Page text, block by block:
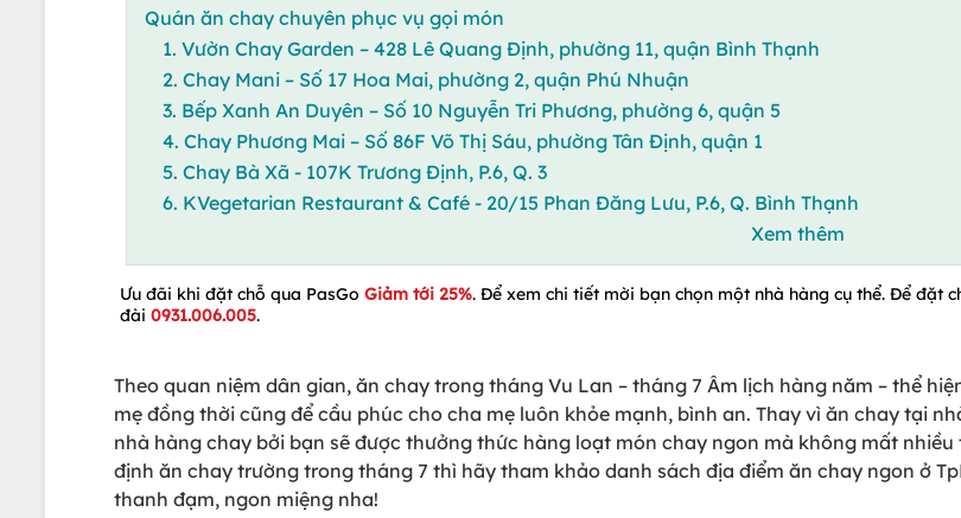
Quán ăn chay chuyên phục vụ gọi món
1. Vườn Chay Garden – 428 Lê Quang Định, phường 11, quận Bình Thạnh
2. Chay Mani – Số 17 Hoa Mai, phường 2, quận Phú Nhuận
3. Bếp Xanh An Duyên – Số 10 Nguyễn Tri Phương, phường 6, quận 5
4. Chay Phương Mai – Số 86F Võ Thị Sáu, phường Tân Định, quận 1
5. Chay Bà Xã - 107K Trương Định, P.6, Q. 3
6. KVegetarian Restaurant & Café - 20/15 Phan Đăng Lưu, P.6, Q. Bình Thạnh
Xem thêm
Ưu đãi khi đặt chỗ qua PasGo Giảm tới 25%. Để xem chi tiết mời bạn chọn một nhà hàng cụ thể. Để đặt
đài 0931.006.005.
Theo quan niệm dân gian, ăn chay trong tháng Vu Lan – tháng 7 Âm lịch hàng năm – thể
mẹ đồng thời cũng để cầu phúc cho cha mẹ luôn khỏe mạnh, bình an. Thay vì ăn chay tại
nhà hàng chay bởi bạn sẽ được thưởng thức hàng loạt món chay ngon mà không mất
định ăn chay trường trong tháng 7 thì hãy tham khảo danh sách địa điểm ăn chay ngon ở
thanh đạm, ngon miệng nha!